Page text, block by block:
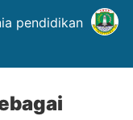
pendidikan